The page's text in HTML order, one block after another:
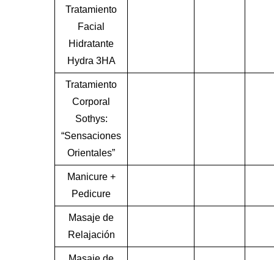
Tratamiento
Facial
Hidratante
Hydra 3HA
Tratamiento
Corporal
Sothys:
“Sensaciones
Orientales”
Manicure +
Pedicure
Masaje de
Relajación